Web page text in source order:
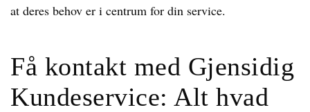
at deres behov er i centrum for din service.
Få kontakt med Gjensidig
Kundeservice: Alt hvad